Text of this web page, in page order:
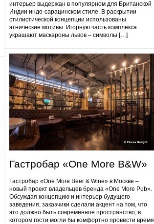
интерьер выдержан в популярном для Британской
Индии индо-сарацинском стиле. В раскрытии
стилистической концепции использованы
этнические мотивы. Игорную часть комплекса
украшают маскароны львов – символы […]
Гастробap «One More B&W»
Гастробap «One More Beer & Wine» в Москве –
новый проект владельцев бренда «One More Pub».
Обсуждая концепцию и интерьер будущего
заведения, заказчики сделали акцент на том, что
это должно быть современное пространство, в
котором гости могли бы комфортно провести время